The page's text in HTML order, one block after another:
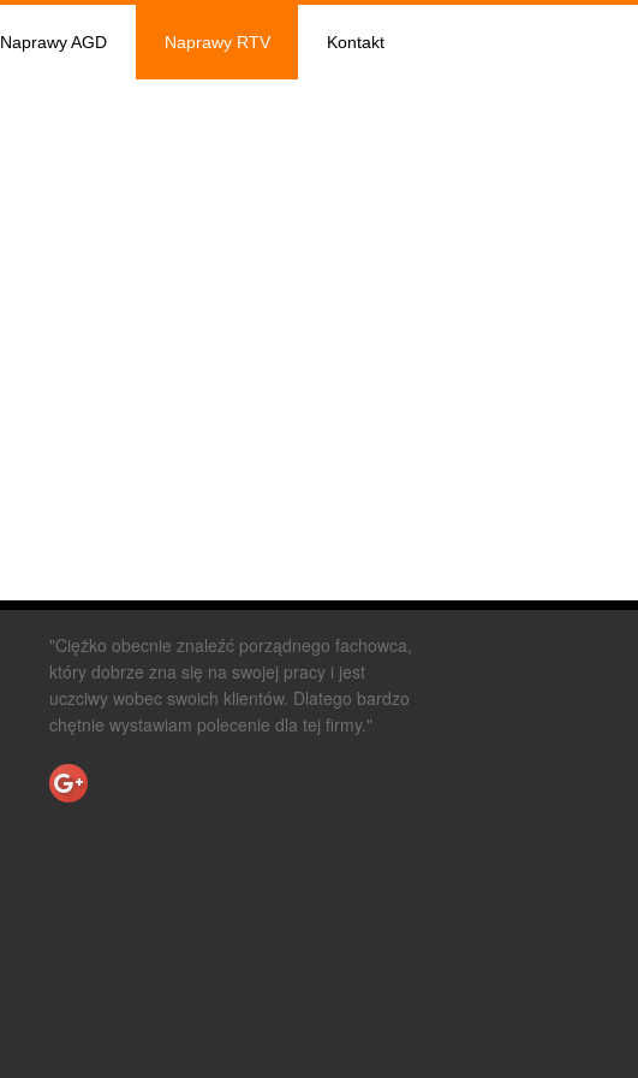
Naprawy AGD Naprawy RTV Kontakt
"Ciężko obecnie znaleźć porządnego fachowca,
który dobrze zna się na swojej pracy i jest
uczciwy wobec swoich klientów. Dlatego bardzo
chętnie wystawiam polecenie dla tej firmy."